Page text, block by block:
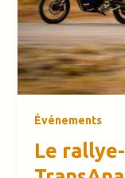
Événements
Le